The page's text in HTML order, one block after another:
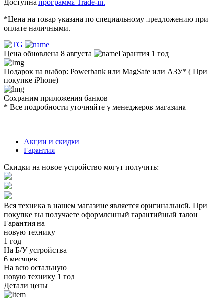
Доступна программа Trade-in.
*Цена на товар указана по специальному предложению при
оплате наличными.
Цена обновлена 8 августа Гарантия 1 год
Подарок на выбор: Powerbank или MagSafe или AЗУ* ( При
покупке iPhone)
Сохраним приложения банков
* Все подробности уточняйте у менеджеров магазина
Акции и скидки
Гарантия
Скидки на новое устройство могут получить:
Вся техника в нашем магазине является оригинальной. При
покупке вы получаете оформленный гарантийный талон
Гарантия на
новую технику
1 год
На Б/У устройства
6 месяцев
На всю остальную
новую технику 1 год
Детали цены